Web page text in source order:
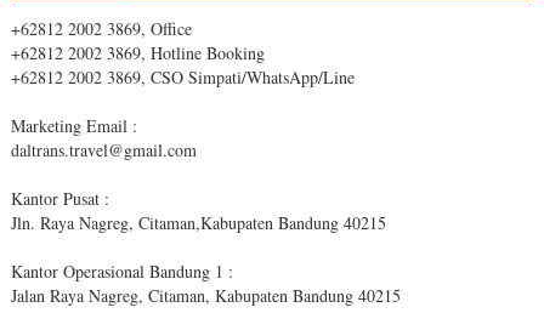
+62812 2002 3869, Office
+62812 2002 3869, Hotline Booking
+62812 2002 3869, CSO Simpati/WhatsApp/Line
Marketing Email :
daltrans.travel@gmail.com
Kantor Pusat :
Jln. Raya Nagreg, Citaman,Kabupaten Bandung 40215
Kantor Operasional Bandung 1 :
Jalan Raya Nagreg, Citaman, Kabupaten Bandung 40215